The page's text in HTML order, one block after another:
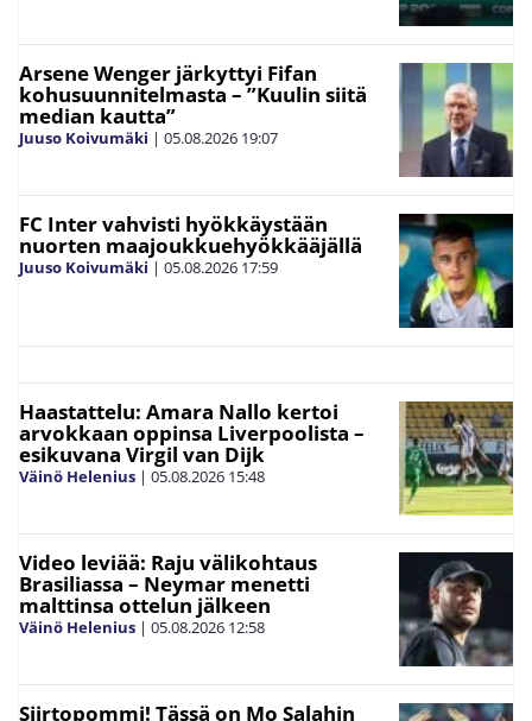
Arsene Wenger järkyttyi Fifan
kohusuunnitelmasta – ”Kuulin siitä
median kautta”
Juuso Koivumäki | 05.08.2026 19:07
FC Inter vahvisti hyökkäystään
nuorten maajoukkuehyökkääjällä
Juuso Koivumäki | 05.08.2026 17:59
Haastattelu: Amara Nallo kertoi
arvokkaan oppinsa Liverpoolista –
esikuvana Virgil van Dijk
Väinö Helenius | 05.08.2026 15:48
Video leviää: Raju välikohtaus
Brasiliassa – Neymar menetti
malttinsa ottelun jälkeen
Väinö Helenius | 05.08.2026 12:58
Siirtopommi! Tässä on Mo Salahin